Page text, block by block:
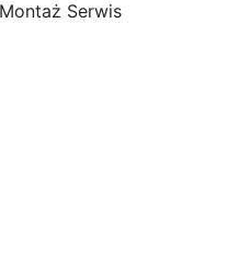
Serwis